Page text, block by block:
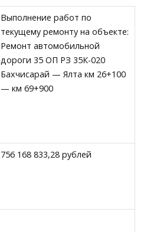
Выполнение работ по
текущему ремонту на объекте:
Ремонт автомобильной
дороги 35 ОП РЗ 35К-020
Бахчисарай — Ялта км 26+100
— км 69+900
756 168 833,28 рублей